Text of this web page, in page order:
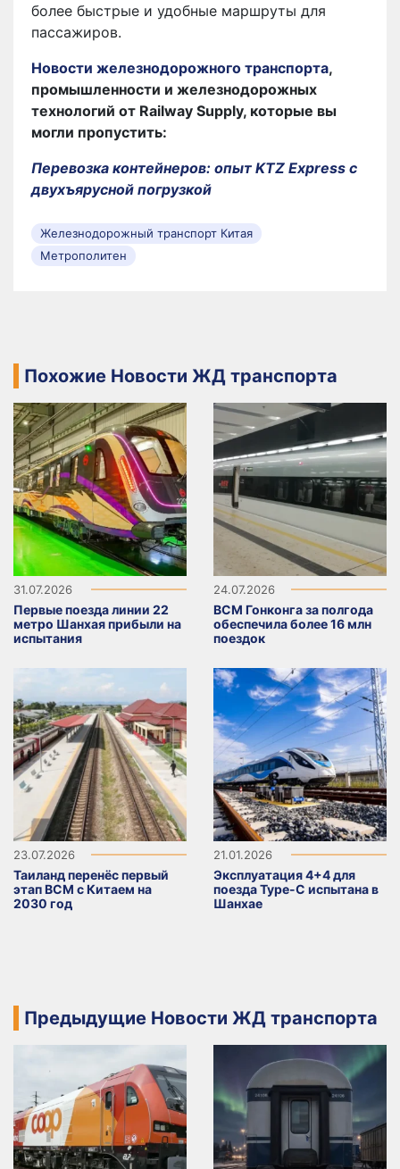
более быстрые и удобные маршруты для
пассажиров.
Новости железнодорожного транспорта,
промышленности и железнодорожных
технологий от Railway Supply, которые вы
могли пропустить:
Перевозка контейнеров: опыт KTZ Express с
двухъярусной погрузкой
Железнодорожный транспорт Китая
Метрополитен
Похожие Новости ЖД транспорта
31.07.2026
Первые поезда линии 22
метро Шанхая прибыли на
испытания
24.07.2026
ВСМ Гонконга за полгода
обеспечила более 16 млн
поездок
23.07.2026
Таиланд перенёс первый
этап ВСМ с Китаем на
2030 год
21.01.2026
Эксплуатация 4+4 для
поезда Type-C испытана в
Шанхае
Предыдущие Новости ЖД транспорта